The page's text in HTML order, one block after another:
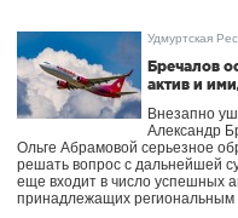
Удмуртская
Бречалов
актив и
Внезапно
Александр
Ольге Абрамовой серьезное
решать вопрос с дальнейшей
еще входит в число успешных
принадлежащих региональным